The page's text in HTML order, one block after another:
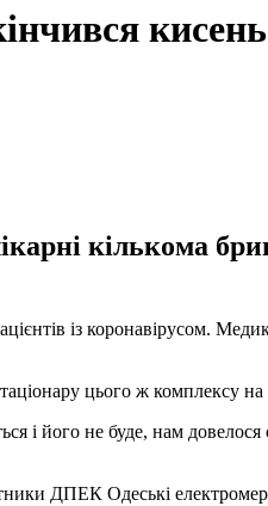
кількома
із коронавірусом.
цього ж комплексу
і його не буде, нам
ДПЕК Одеські